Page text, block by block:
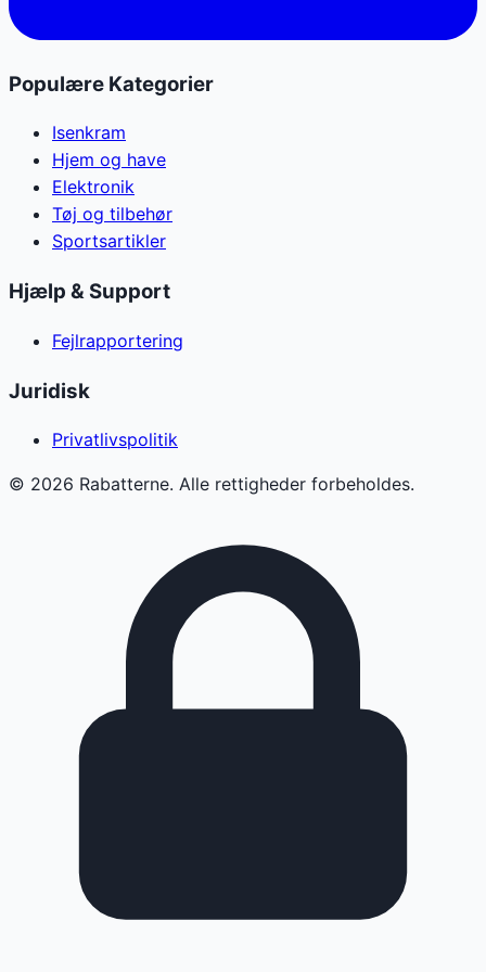
Populære Kategorier
Isenkram
Hjem og have
Elektronik
Tøj og tilbehør
Sportsartikler
Hjælp & Support
Fejlrapportering
Juridisk
Privatlivspolitik
© 2026 Rabatterne. Alle rettigheder forbeholdes.